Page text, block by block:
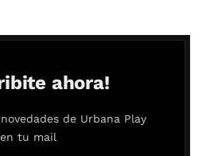
ahora!
de Urbana Play
en tu mail